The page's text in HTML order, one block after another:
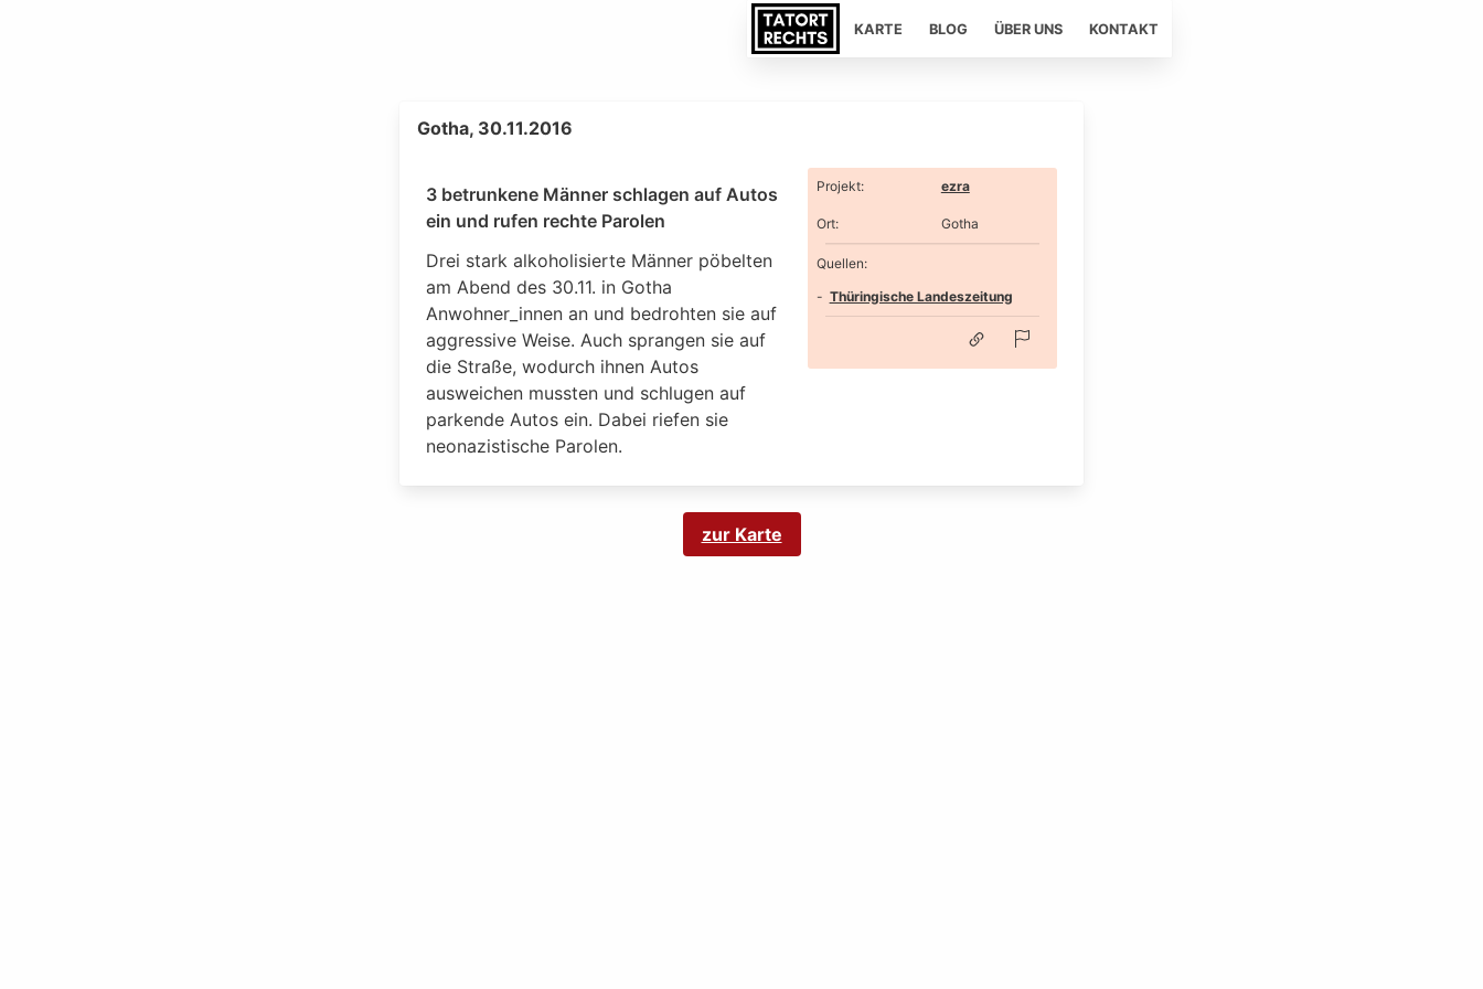
KARTE BLOG ÜBER UNS KONTAKT
Gotha, 30.11.2016
3 betrunkene Männer schlagen auf Autos
ein und rufen rechte Parolen
Drei stark alkoholisierte Männer pöbelten
am Abend des 30.11. in Gotha
Anwohner_innen an und bedrohten sie auf
aggressive Weise. Auch sprangen sie auf
die Straße, wodurch ihnen Autos
ausweichen mussten und schlugen auf
parkende Autos ein. Dabei riefen sie
neonazistische Parolen.
Projekt: ezra
Ort: Gotha
Quellen:
Thüringische Landeszeitung
zur Karte